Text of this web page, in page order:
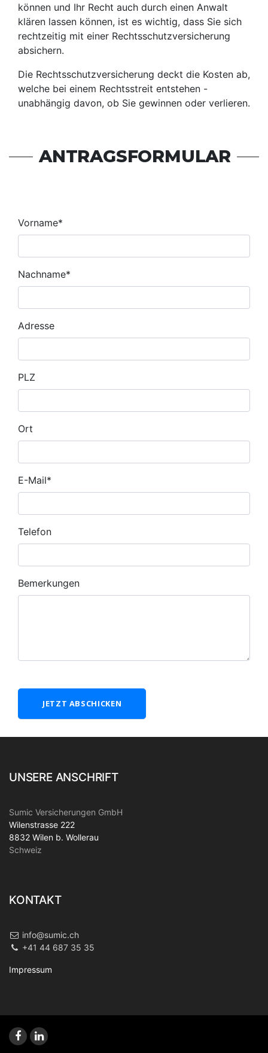
können und Ihr Recht auch durch einen Anwalt
klären lassen können, ist es wichtig, dass Sie sich
rechtzeitig mit einer Rechtsschutzversicherung
absichern.
Die Rechtsschutzversicherung deckt die Kosten ab,
welche bei einem Rechtsstreit entstehen -
unabhängig davon, ob Sie gewinnen oder verlieren.
ANTRAGSFORMULAR
Vorname*
Nachname*
Adresse
PLZ
Ort
E-Mail*
Telefon
Bemerkungen
JETZT ABSCHICKEN
UNSERE ANSCHRIFT
Sumic Versicherungen GmbH
Wilenstrasse 222
8832 Wilen b. Wollerau
Schweiz
KONTAKT
info@sumic.ch
+41 44 687 35 35
Impressum